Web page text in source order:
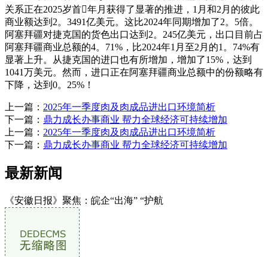
关系正在2025岁首年月获得了显著的推进，1月和2月的彼此
商业额达到2。3491亿美元。这比2024年同期增加了2。5倍。
阿塞拜疆对捷克国的货色出口达到2。245亿美元，出口目前占
阿塞拜疆商业总额的4。71%，比2024年1月至2月的1。74%有
显著上升。从捷克国的进口也有所增加，增加了15%，达到
1041万美元。然而，进口正在阿塞拜疆商业总额中的份额略有
下降，达到0。25%！
上一篇： 2025年一季度肉及肉成品进出口环境简析
下一篇： 鼎力成长办事商业 帮力全球经济可持续增加
上一篇： 2025年一季度肉及肉成品进出口环境简析
下一篇： 鼎力成长办事商业 帮力全球经济可持续增加
最新新闻
《安徽日报》聚焦：皖企“出海” “护航